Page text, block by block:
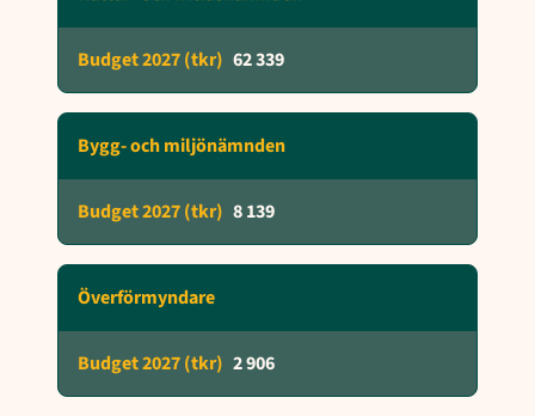
62 339
Bygg- och miljönämnden
8 139
Överförmyndare
2 906